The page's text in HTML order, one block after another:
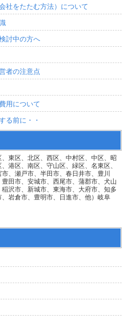
社をたたむ方法）について
討中の方へ
者の注意点
用について
る前に・・
東区、北区、西区、中村区、中区、昭
港区、南区、守山区、緑区、名東区、
、瀬戸市、半田市、春日井市、豊川
田市、安城市、西尾市、蒲郡市、犬山
沢市、新城市、東海市、大府市、知多
岩倉市、豊明市、日進市、他）岐阜